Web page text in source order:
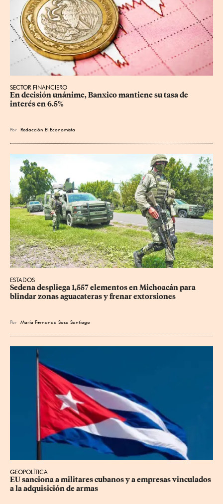
SECTOR FINANCIERO
En decisión unánime, Banxico mantiene su tasa de
interés en 6.5%
Por Redacción El Economista
ESTADOS
Sedena despliega 1,557 elementos en Michoacán para
blindar zonas aguacateras y frenar extorsiones
Por María Fernanda Sosa Santiago
GEOPOLÍTICA
EU sanciona a militares cubanos y a empresas vinculados
a la adquisición de armas